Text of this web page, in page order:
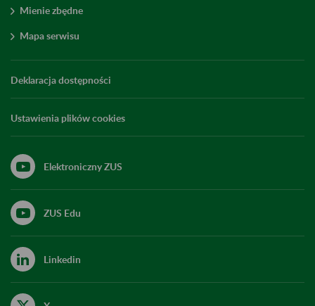
Mienie zbędne
Mapa serwisu
Deklaracja dostępności
Ustawienia plików cookies
Elektroniczny ZUS
ZUS Edu
Linkedin